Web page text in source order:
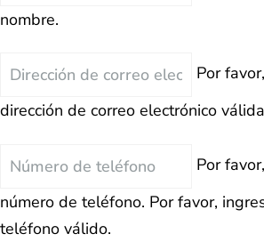
nombre.
Correo
Por
dirección de correo electrónico
Teléfono
Por
número de teléfono. Por favor,
teléfono válido.